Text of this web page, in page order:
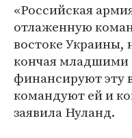
«Российская
отлаженную
востоке Украины,
кончая
финансируют эту
командуют ей и
заявила Нуланд.